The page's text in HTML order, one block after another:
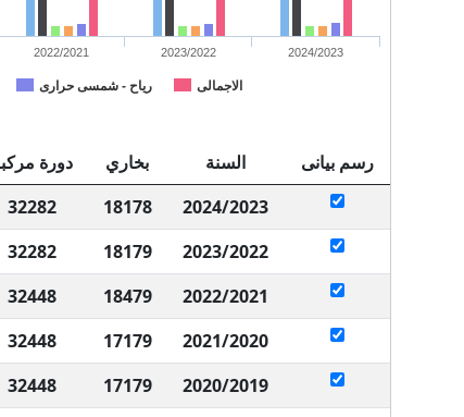
رياح - شمسى حرارى الاجمالى
2022/2021 2023/2022 2024/2023
رسم بيانى السنة بخاري دورة
2024/2023
18178
32282
2023/2022
18179
32282
2022/2021
18479
32448
2021/2020
17179
32448
2020/2019
17179
32448